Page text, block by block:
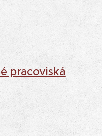
pracoviská